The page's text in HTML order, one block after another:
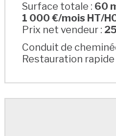
Surface totale : 60
1 000 €/mois HT/
Prix net vendeur :
Conduit de
Restauration